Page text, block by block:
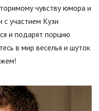
чувству юмора и
участием Кузи
и подарят порцию
в мир веселья и шуток